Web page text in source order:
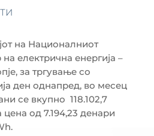
на Националниот
електрична енергија –
за тргување со
ден однапред, во месец
се вкупно 118.102,7
од 7.194,23 денари